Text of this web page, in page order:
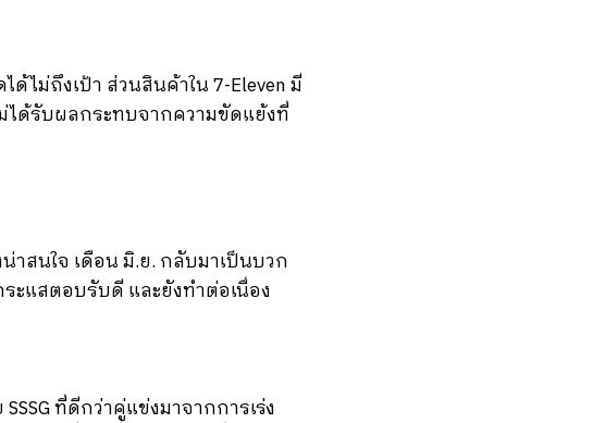
ด้ไม่ถึงเป้า ส่วนสินค้าใน 7-Eleven มี
ได้รับผลกระทบจากความขัดแย้งที่
น่าสนใจ เดือน มิ.ย. กลับมาเป็นบวก
ะแสตอบรับดี และยังทำต่อเนื่อง
ที่ดีกว่าคู่แข่งมาจากการเร่ง